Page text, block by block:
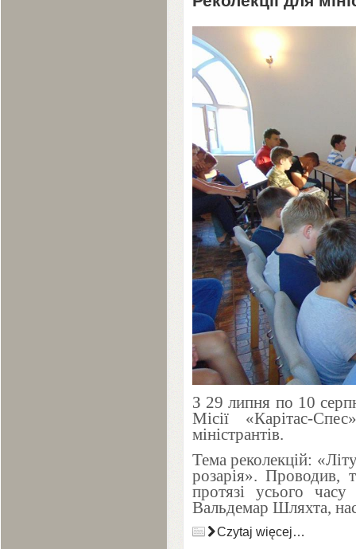
З 29 липня по 10
Місії «Карітас-
міністрантів.
Тема реколекцій:
розарія». Проводив,
протязі усього
Вальдемар Шляхта,
Czytaj więcej…